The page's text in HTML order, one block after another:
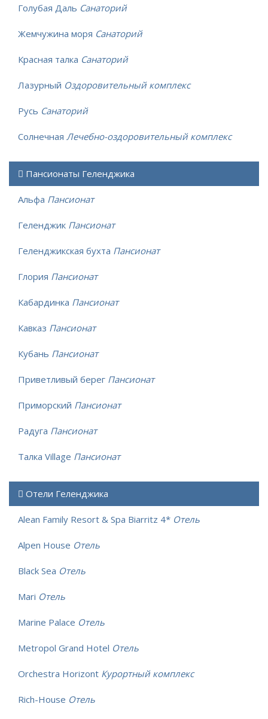
Голубая Даль Санаторий
Жемчужина моря Санаторий
Красная талка Санаторий
Лазурный Оздоровительный комплекс
Русь Санаторий
Солнечная Лечебно-оздоровительный комплекс
Пансионаты Геленджика
Альфа Пансионат
Геленджик Пансионат
Геленджикская бухта Пансионат
Глория Пансионат
Кабардинка Пансионат
Кавказ Пансионат
Кубань Пансионат
Приветливый берег Пансионат
Приморский Пансионат
Радуга Пансионат
Талка Village Пансионат
Отели Геленджика
Alean Family Resort & Spa Biarritz 4* Отель
Alpen House Отель
Black Sea Отель
Mari Отель
Marine Palace Отель
Metropol Grand Hotel Отель
Orchestra Horizont Курортный комплекс
Rich-House Отель